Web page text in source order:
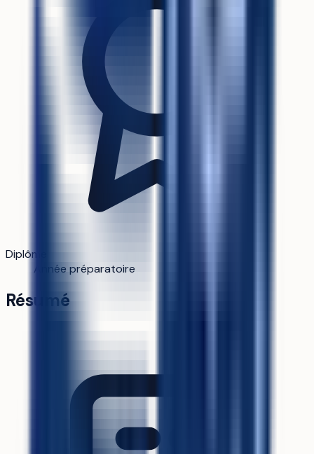
Diplôme
Année préparatoire
Résumé